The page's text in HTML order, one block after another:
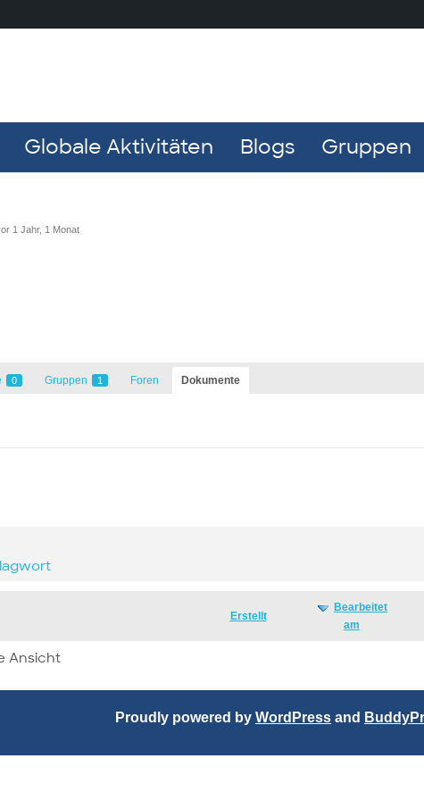
Globale Aktivitäten Blogs Gruppen
1 Jahr, 1 Monat
0 Gruppen 1 Foren Dokumente
Erstellt
Bearbeitet
am
Ansicht
Proudly powered by WordPress and